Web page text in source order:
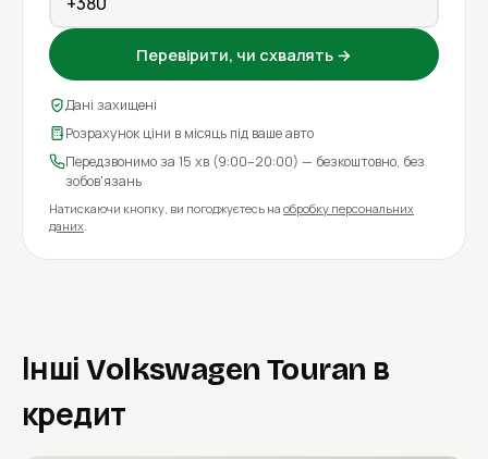
Перевірити, чи схвалять →
Дані захищені
Розрахунок ціни в місяць під ваше авто
Передзвонимо за 15 хв (9:00–20:00) — безкоштовно, без
зобов'язань
Натискаючи кнопку, ви погоджуєтесь на обробку персональних
даних.
Інші Volkswagen Touran в
кредит